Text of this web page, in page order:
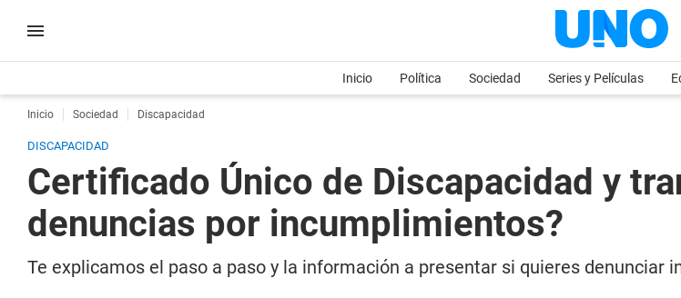
Inicio Política Sociedad Series y Películas
Inicio Sociedad Discapacidad
DISCAPACIDAD
Certificado Único de Discapacidad y
denuncias por incumplimientos?
Te explicamos el paso a paso y la información a presentar si quieres denunciar